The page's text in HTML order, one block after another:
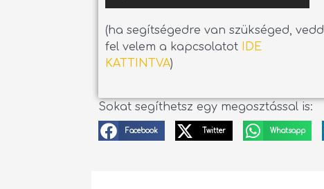
(ha segítségedre van szükséged, vedd
fel velem a kapcsolatot IDE
KATTINTVA)
Sokat segíthetsz egy megosztással is:
Facebook Twitter Whatsapp